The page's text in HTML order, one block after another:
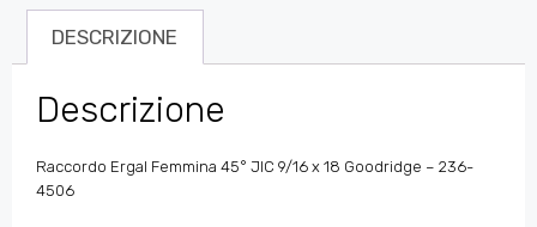
DESCRIZIONE
Descrizione
Raccordo Ergal Femmina 45° JIC 9/16 x 18 Goodridge – 236-
4506